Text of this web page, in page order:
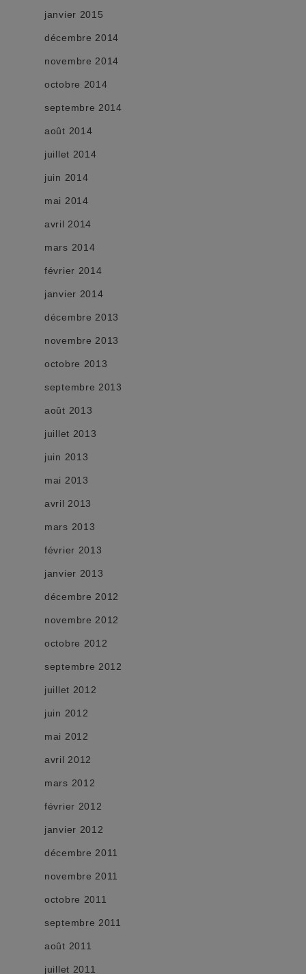
janvier 2015
décembre 2014
novembre 2014
octobre 2014
septembre 2014
août 2014
juillet 2014
juin 2014
mai 2014
avril 2014
mars 2014
février 2014
janvier 2014
décembre 2013
novembre 2013
octobre 2013
septembre 2013
août 2013
juillet 2013
juin 2013
mai 2013
avril 2013
mars 2013
février 2013
janvier 2013
décembre 2012
novembre 2012
octobre 2012
septembre 2012
juillet 2012
juin 2012
mai 2012
avril 2012
mars 2012
février 2012
janvier 2012
décembre 2011
novembre 2011
octobre 2011
septembre 2011
août 2011
juillet 2011